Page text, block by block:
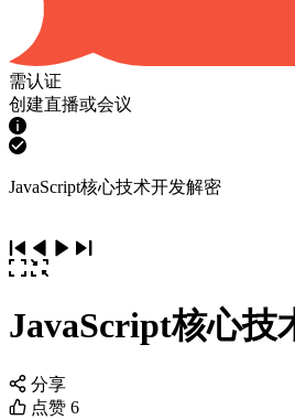
需认证
创建直播或会议
JavaScript核心技术开发解密
JavaScript核心技
分享
点赞 6